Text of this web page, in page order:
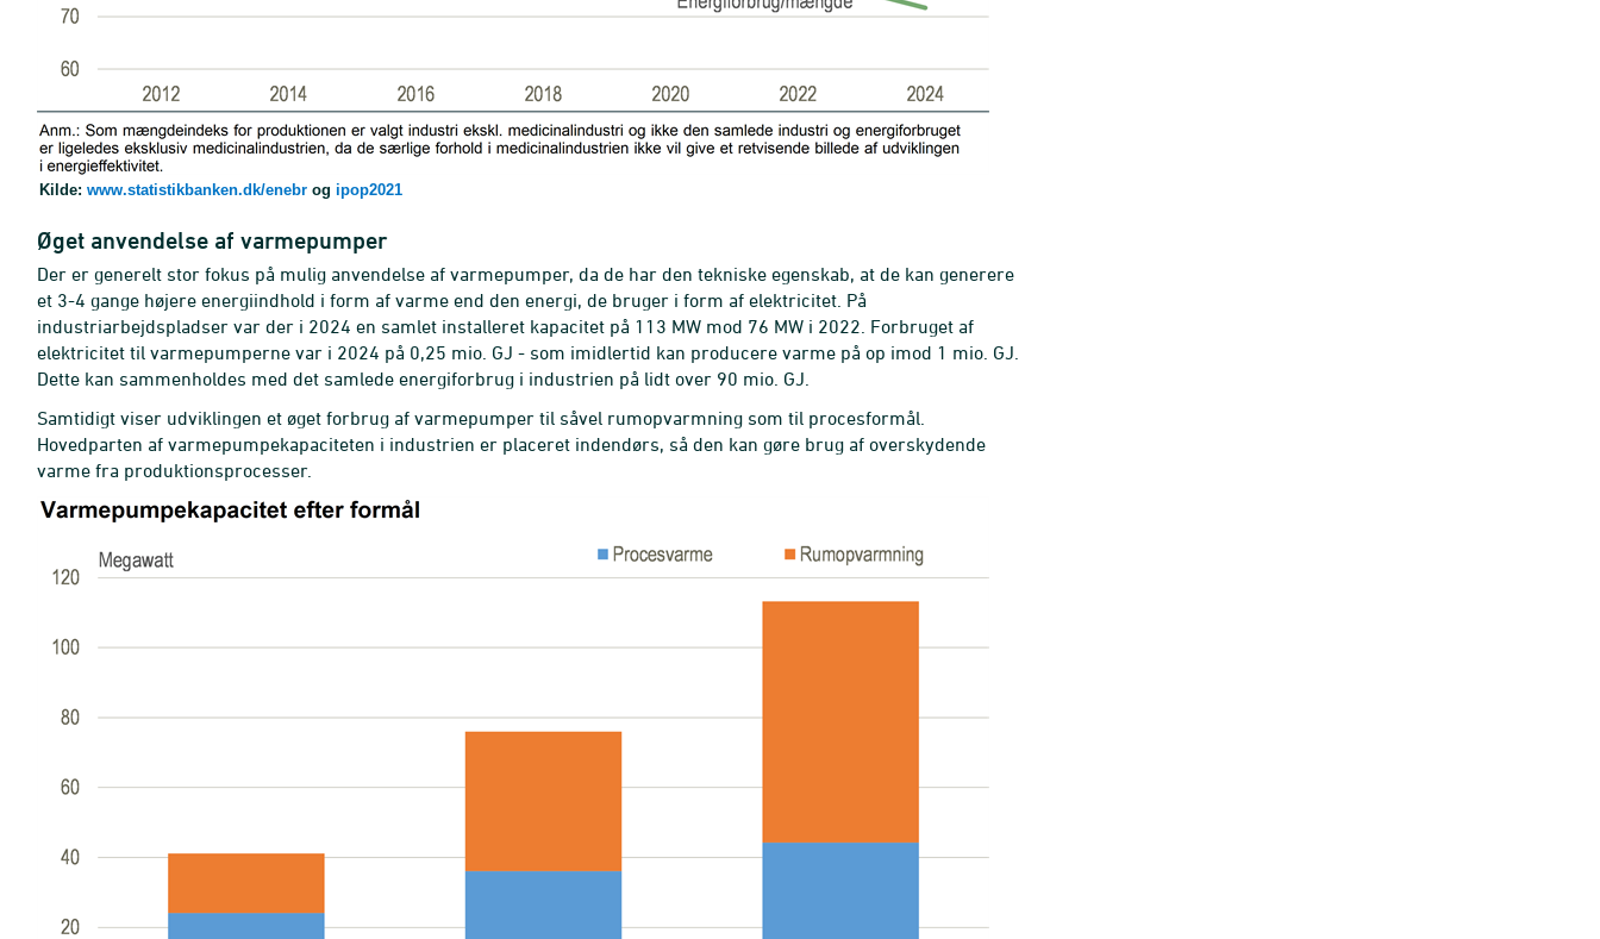
Kilde: www.statistikbanken.dk/enebr og ipop2021
Øget anvendelse af varmepumper
Der er generelt stor fokus på mulig anvendelse af varmepumper, da de har den tekniske egenskab, at de kan generere
et 3-4 gange højere energiindhold i form af varme end den energi, de bruger i form af elektricitet. På
industriarbejdspladser var der i 2024 en samlet installeret kapacitet på 113 MW mod 76 MW i 2022. Forbruget af
elektricitet til varmepumperne var i 2024 på 0,25 mio. GJ - som imidlertid kan producere varme på op imod 1 mio. GJ.
Dette kan sammenholdes med det samlede energiforbrug i industrien på lidt over 90 mio. GJ.
Samtidigt viser udviklingen et øget forbrug af varmepumper til såvel rumopvarmning som til procesformål.
Hovedparten af varmepumpekapaciteten i industrien er placeret indendørs, så den kan gøre brug af overskydende
varme fra produktionsprocesser.